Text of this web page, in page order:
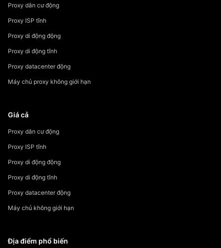
Proxy dân cư động
Proxy ISP tĩnh
Proxy di động động
Proxy di động tĩnh
Proxy datacenter động
Máy chủ proxy không giới hạn
Giá cả
Proxy dân cư động
Proxy ISP tĩnh
Proxy di động động
Proxy di động tĩnh
Proxy datacenter động
Máy chủ không giới hạn
Địa điểm phổ biến